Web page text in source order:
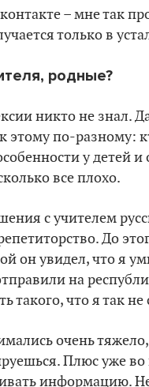
– мне так
только в
родные?
никто не знал.
этому по-разному:
у детей
все плохо.
с учителем
До
он увидел, что я
на
такого, что я так не
очень
Плюс уже во
информацию.